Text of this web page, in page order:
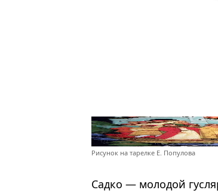
Рисунок на тарелке Е. Популова
Садко — молодой